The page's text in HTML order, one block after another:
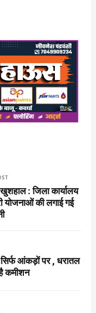
: जिला कार्यालय
योजनाओं की लगाई गई
आंकड़ों पर , धरातल
कमीशन